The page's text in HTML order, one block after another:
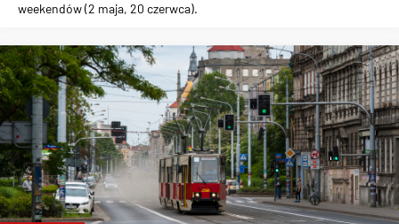
weekendów (2 maja, 20 czerwca).